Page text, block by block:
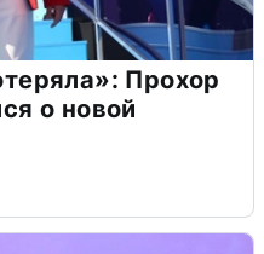
Прохор
о новой